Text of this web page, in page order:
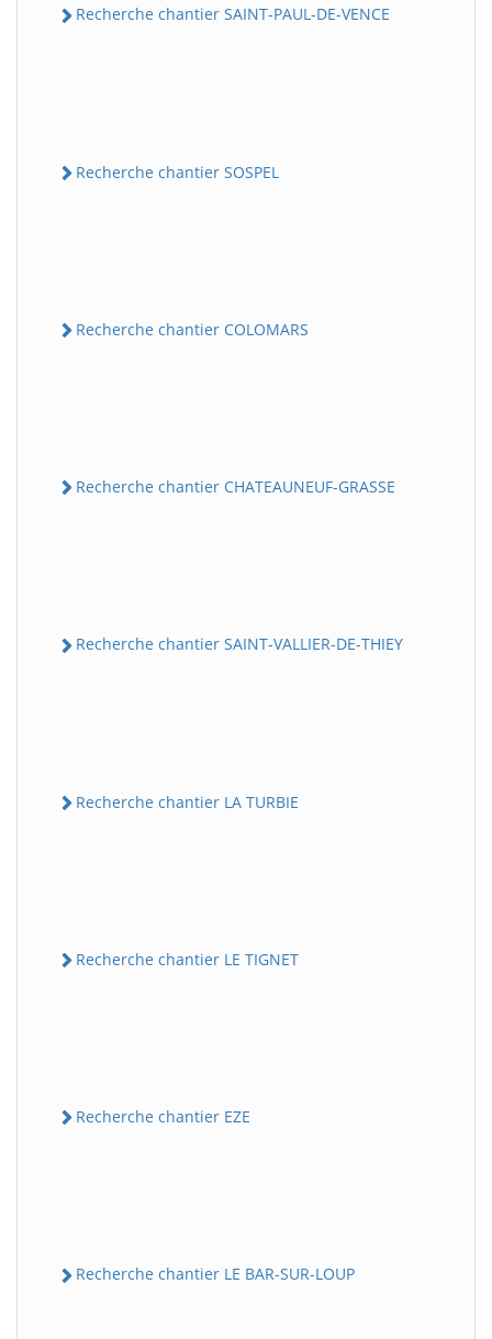
Recherche chantier SAINT-PAUL-DE-VENCE
Recherche chantier SOSPEL
Recherche chantier COLOMARS
Recherche chantier CHATEAUNEUF-GRASSE
Recherche chantier SAINT-VALLIER-DE-THIEY
Recherche chantier LA TURBIE
Recherche chantier LE TIGNET
Recherche chantier EZE
Recherche chantier LE BAR-SUR-LOUP